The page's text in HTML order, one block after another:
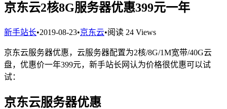
京东云2核8G服务器优惠399元一年
新手站长•2019-08-23•京东云•阅读 24 Views
京东云服务器优惠，云服务器配置为2核/8G/1M宽带/40G云
盘，优惠价一年399元，新手站长网认为价格很优惠可以试
试：
京东云服务器优惠